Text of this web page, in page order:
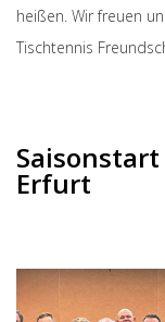
heißen. Wir freuen
Tischtennis
Erfurt